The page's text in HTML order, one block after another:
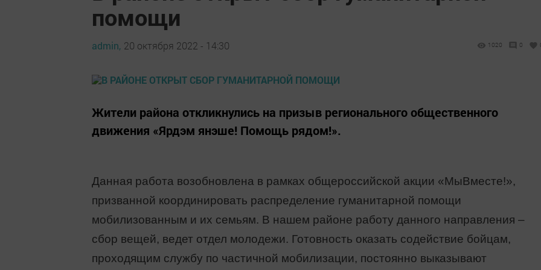
помощи
admin, 20 октября 2022 - 14:30 1020 0
Жители района откликнулись на призыв регионального общественного
движения «Ярдэм янэше! Помощь рядом!».
Данная работа возобновлена в рамках общероссийской акции «МыВместе!»,
призванной координировать распределение гуманитарной помощи
мобилизованным и их семьям. В нашем районе работу данного направления –
сбор вещей, ведет отдел молодежи. Готовность оказать содействие бойцам,
проходящим службу по частичной мобилизации, постоянно выказывают